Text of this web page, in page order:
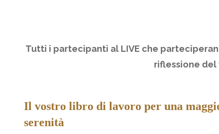
Tutti i partecipanti al LIVE che
riflessione
Il vostro libro di lavoro per una
serenità